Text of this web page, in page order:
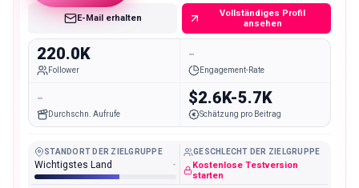
E-Mail erhalten
Vollständiges Profil
ansehen
220.0K
Follower
-
Engagement-Rate
-
Durchschn. Aufrufe
$2.6K-5.7K
Schätzung pro Beitrag
STANDORT DER ZIELGRUPPE
Wichtigstes Land -
GESCHLECHT DER ZIELGRUPPE
Kostenlose Testversion
starten